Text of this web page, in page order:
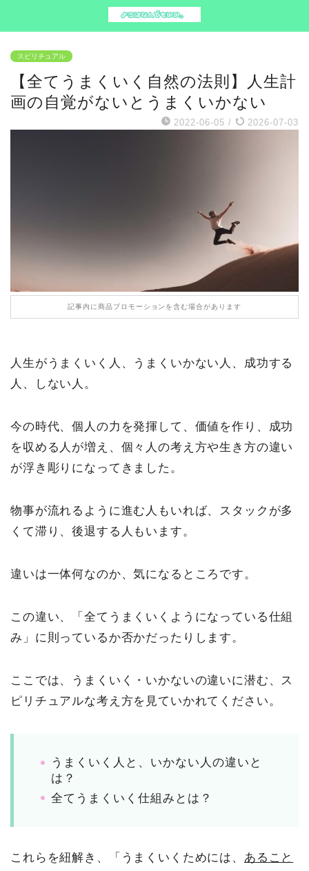
スピリチュアル
【全てうまくいく自然の法則】人生計
画の自覚がないとうまくいかない
2022-06-05 / 2026-07-03
記事内に商品プロモーションを含む場合があります
人生がうまくいく人、うまくいかない人、成功する
人、しない人。
今の時代、個人の力を発揮して、価値を作り、成功
を収める人が増え、個々人の考え方や生き方の違い
が浮き彫りになってきました。
物事が流れるように進む人もいれば、スタックが多
くて滞り、後退する人もいます。
違いは一体何なのか、気になるところです。
この違い、「全てうまくいくようになっている仕組
み」に則っているか否かだったりします。
ここでは、うまくいく・いかないの違いに潜む、ス
ピリチュアルな考え方を見ていかれてください。
うまくいく人と、いかない人の違いと
は？
全てうまくいく仕組みとは？
これらを紐解き、「うまくいくためには、 あること